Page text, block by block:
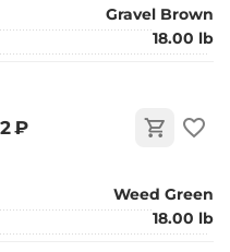
Gravel Brown
18.00 lb
₽
Weed Green
18.00 lb